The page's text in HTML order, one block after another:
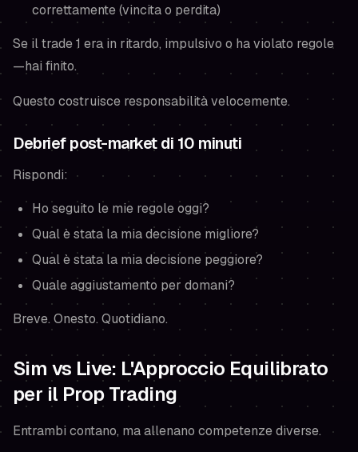
correttamente (vincita o perdita)
Se il trade 1 era in ritardo, impulsivo o ha violato regole
—hai finito.
Questo costruisce responsabilità velocemente.
Debrief post-market di 10 minuti
Rispondi:
Ho seguito le mie regole oggi?
Qual è stata la mia decisione migliore?
Qual è stata la mia decisione peggiore?
Quale aggiustamento per domani?
Breve. Onesto. Quotidiano.
Sim vs Live: L'Approccio Equilibrato
per il Prop Trading
Entrambi contano, ma allenano competenze diverse.